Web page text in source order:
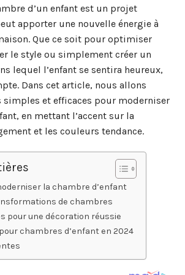
d’un enfant est un projet
apporter une nouvelle énergie à
Que ce soit pour optimiser
le style ou simplement créer un
lequel l’enfant se sentira heureux,
Dans cet article, nous allons
simples et efficaces pour moderniser
en mettant l’accent sur la
et les couleurs tendance.
la chambre d’enfant
de chambres
pour une décoration réussie
chambres d’enfant en 2024